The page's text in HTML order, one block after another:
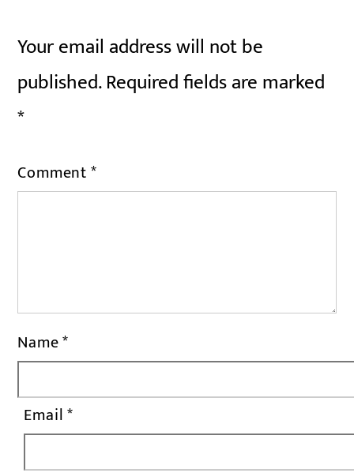
Your email address will not be
published.Required fields are marked
*
Comment*
Name*
Email*